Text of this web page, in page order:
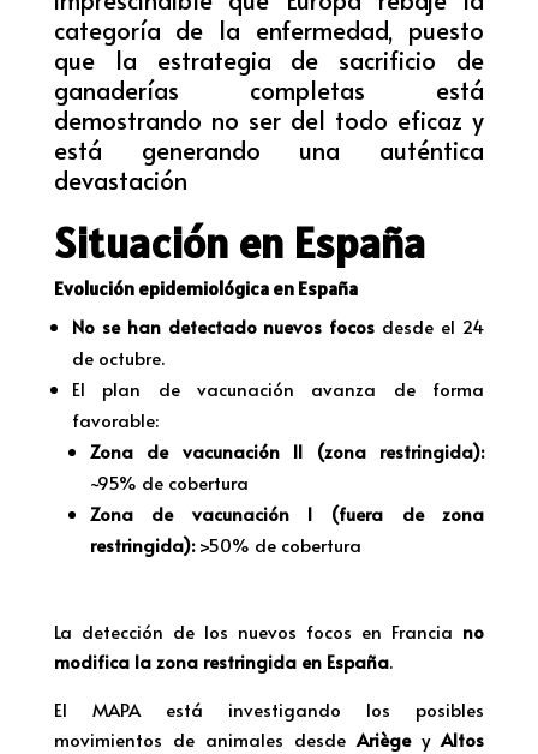
categoría de la enfermedad, puesto
que la estrategia de sacrificio de
ganaderías completas está
demostrando no ser del todo eficaz y
está generando una auténtica
devastación
Situación en España
Evolución epidemiológica en España
No se han detectado nuevos focos desde el 24
de octubre.
El plan de vacunación avanza de forma
favorable:
Zona de vacunación II (zona restringida):
~95% de cobertura
Zona de vacunación I (fuera de zona
restringida):>50% de cobertura
La detección de los nuevos focos en Francia no
modifica la zona restringida en España.
El MAPA está investigando los posibles
movimientos de animales desdeAriègeyAltos